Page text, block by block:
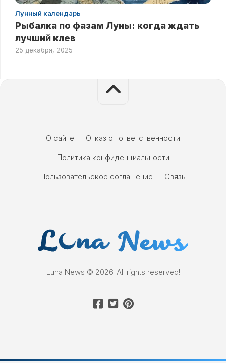
Лунный календарь
Рыбалка по фазам Луны: когда ждать
лучший клев
25 декабря, 2025
О сайте
Отказ от ответственности
Политика конфиденциальности
Пользовательское соглашение
Связь
Luna News © 2026. All rights reserved!